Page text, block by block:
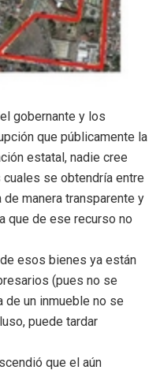
gobernante y los
que públicamente la
estatal, nadie cree
se obtendría entre
manera transparente y
que de ese recurso no
esos bienes ya están
(pues no se
un inmueble no se
puede tardar
que el aún